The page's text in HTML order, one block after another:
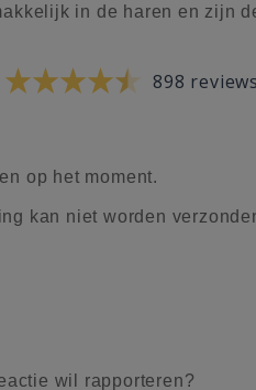
in de haren en zijn
898
op het moment.
kan niet worden
wil rapporteren?